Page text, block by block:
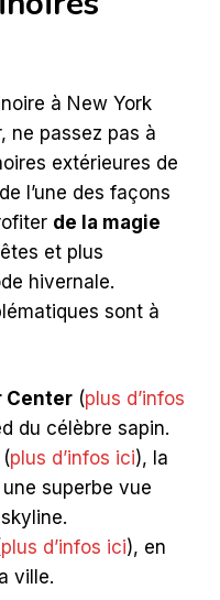
à New York
ne passez pas à
extérieures de
l’une des façons
de la magie
et plus
hivernale.
sont à
Center (plus d’infos
du célèbre sapin.
(plus d’infos ici), la
superbe vue
plus d’infos ici), en
ville.